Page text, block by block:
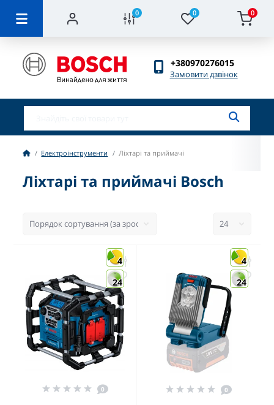
0 0 0
+380970276015
Замовити дзвінок
Електроінструменти Ліхтарі та приймачі
Ліхтарі та приймачі Bosch
4
24
0
4
24
0